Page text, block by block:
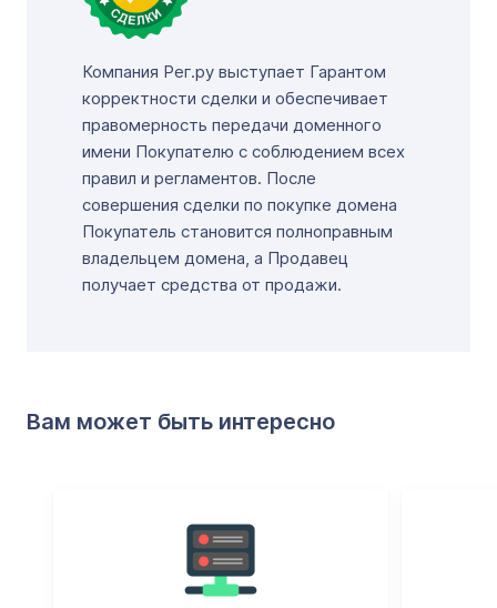
Компания Рег.ру выступает Гарантом
корректности сделки и обеспечивает
правомерность передачи доменного
имени Покупателю с соблюдением всех
правил и регламентов. После
совершения сделки по покупке домена
Покупатель становится полноправным
владельцем домена, а Продавец
получает средства от продажи.
Вам может быть интересно